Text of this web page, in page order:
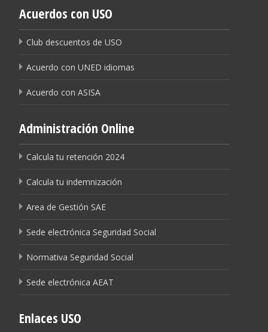
Acuerdos con USO
Club descuentos de USO
Acuerdo con UNED idiomas
Acuerdo con ASISA
Administración Online
Calcula tu retención 2024
Calcula tu indemnización
Area de Gestión SAE
Sede electrónica Seguridad Social
Normativa Seguridad Social
Sede electrónica AEAT
Enlaces USO